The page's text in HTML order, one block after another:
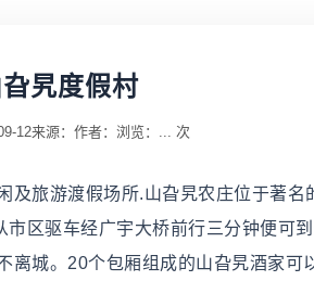
旯度假村
12来源： 作者： 浏览： ... 次
及旅游渡假场所.山旮旯农庄位于著名
区驱车经广宇大桥前行三分钟便可到
离城。20个包厢组成的山旮旯酒家可